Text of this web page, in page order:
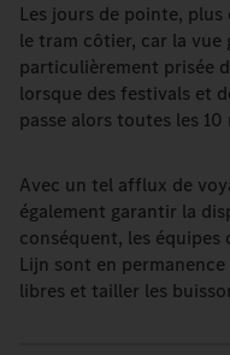
Les jours de pointe,
le tram côtier, car la vue
particulièrement prisée
lorsque des festivals et
passe alors toutes les 10
Avec un tel afflux de
également garantir la
conséquent, les équipes
Lijn sont en
libres et tailler les